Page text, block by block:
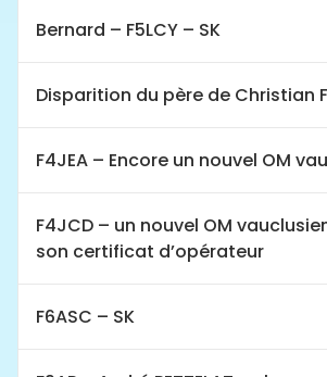
Bernard – F5LCY – SK
Disparition du père de Christian
F4JEA – Encore un nouvel OM
F4JCD – un nouvel OM
son certificat d’opérateur
F6ASC – SK